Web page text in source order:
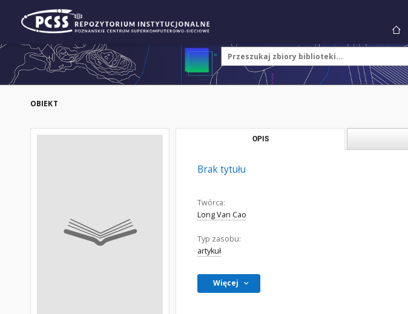
OBIEKT
OPIS
Brak tytułu
Twórca:
Long Van Cao
Typ zasobu:
artykuł
Więcej